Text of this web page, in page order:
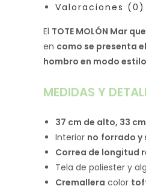
Valoraciones (0)
El TOTE MOLÓN Mar
en como se presenta
hombro en modo
MEDIDAS Y
37 cm de alto, 33
Interior no forrado y
Correa de longitud
Tela de poliester y
Cremallera color